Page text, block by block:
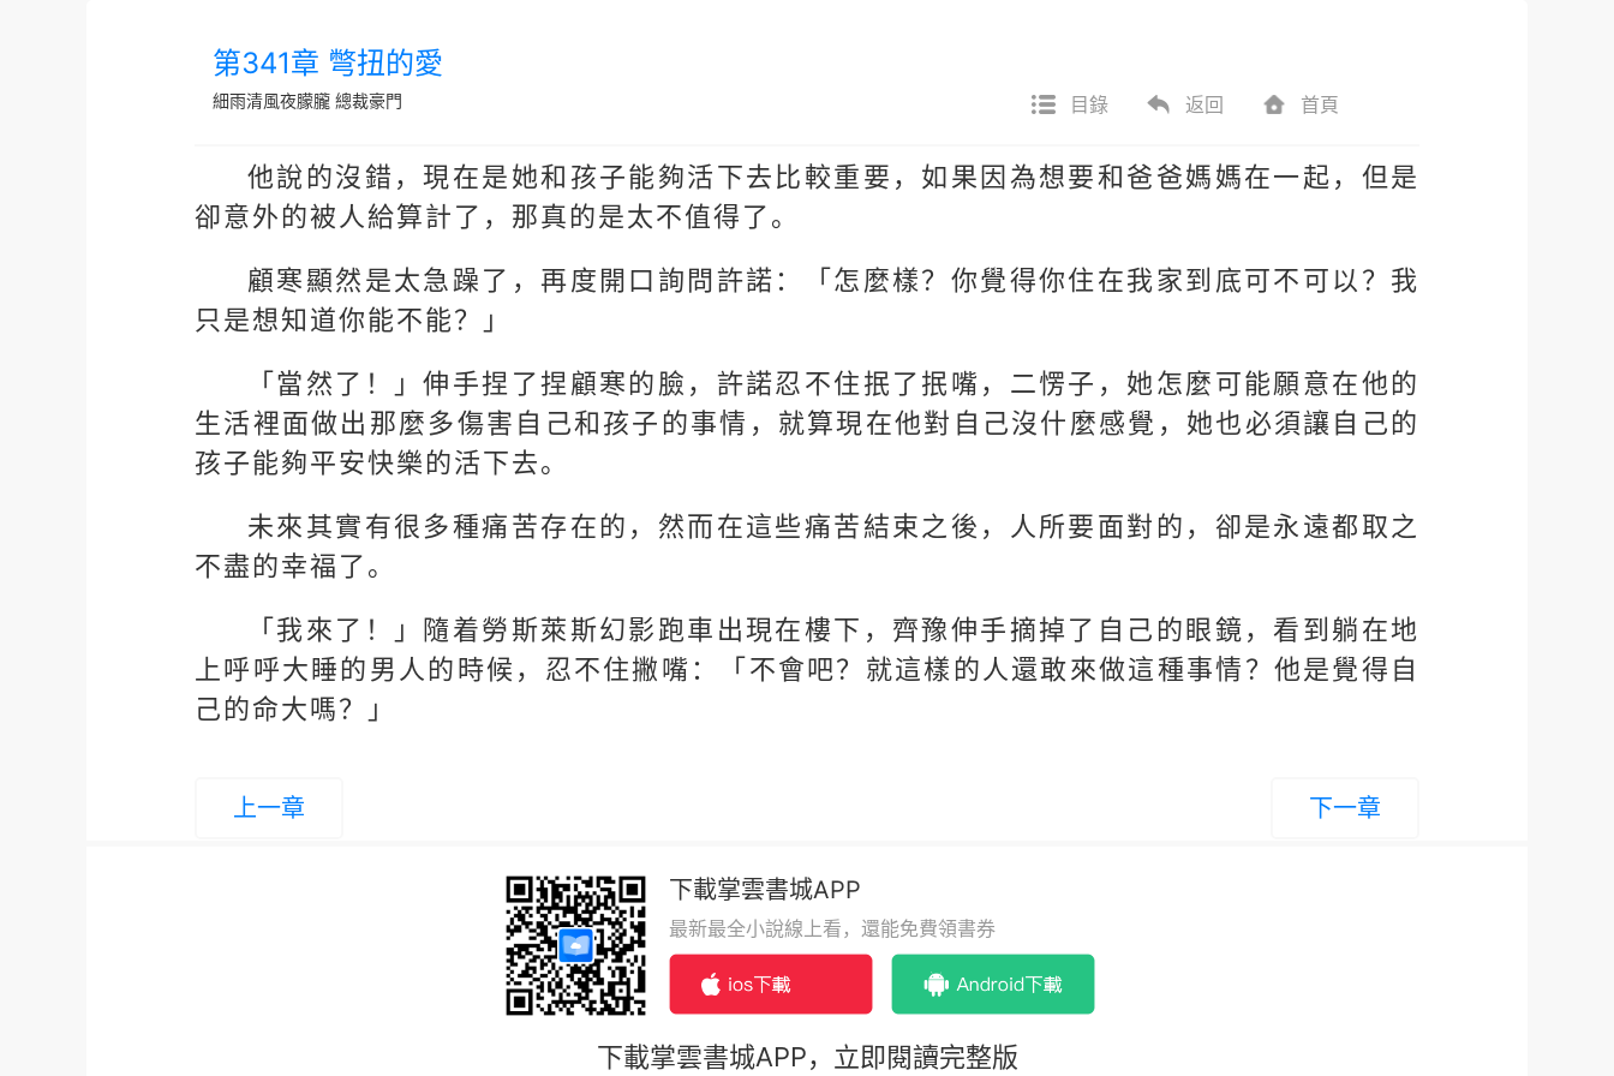
第341章 彆扭的愛
細雨清風夜朦朧 總裁豪門 目錄 返回 首頁
他說的沒錯，現在是她和孩子能夠活下去比較重要，如果因為想要和爸爸媽媽在一起，但是
卻意外的被人給算計了，那真的是太不值得了。
顧寒顯然是太急躁了，再度開口詢問許諾：「怎麼樣？你覺得你住在我家到底可不可以？我
只是想知道你能不能？」
「當然了！」伸手捏了捏顧寒的臉，許諾忍不住抿了抿嘴，二愣子，她怎麼可能願意在他的
生活裡面做出那麼多傷害自己和孩子的事情，就算現在他對自己沒什麼感覺，她也必須讓自己的
孩子能夠平安快樂的活下去。
未來其實有很多種痛苦存在的，然而在這些痛苦結束之後，人所要面對的，卻是永遠都取之
不盡的幸福了。
「我來了！」隨着勞斯萊斯幻影跑車出現在樓下，齊豫伸手摘掉了自己的眼鏡，看到躺在地
上呼呼大睡的男人的時候，忍不住撇嘴：「不會吧？就這樣的人還敢來做這種事情？他是覺得自
己的命大嗎？」
上一章 下一章
下載掌雲書城APP
最新最全小說線上看，還能免費領書券
下載掌雲書城APP，立即閱讀完整版